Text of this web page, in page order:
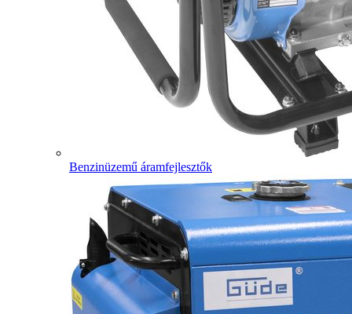
Benzinüzemű áramfejlesztők